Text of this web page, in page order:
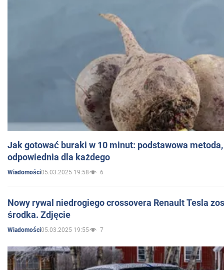
Jak gotować buraki w 10 minut: podstawowa
odpowiednia dla każdego
Wiadomości05.03.2025 19:58 6
Nowy rywal niedrogiego crossovera Renault Tesla
środka. Zdjęcie
Wiadomości05.03.2025 19:55 7